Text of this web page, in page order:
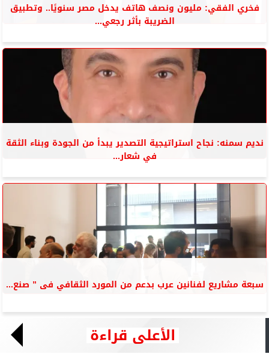
فخري الفقي: مليون ونصف هاتف يدخل مصر سنويًا.. وتطبيق
الضريبة بأثر رجعي...
نديم سمنه: نجاح استراتيجية التصدير يبدأ من الجودة وبناء الثقة
في شعار...
سبعة مشاريع لفنانين عرب بدعم من المورد الثقافي فى ” صنع...
الأعلى قراءة